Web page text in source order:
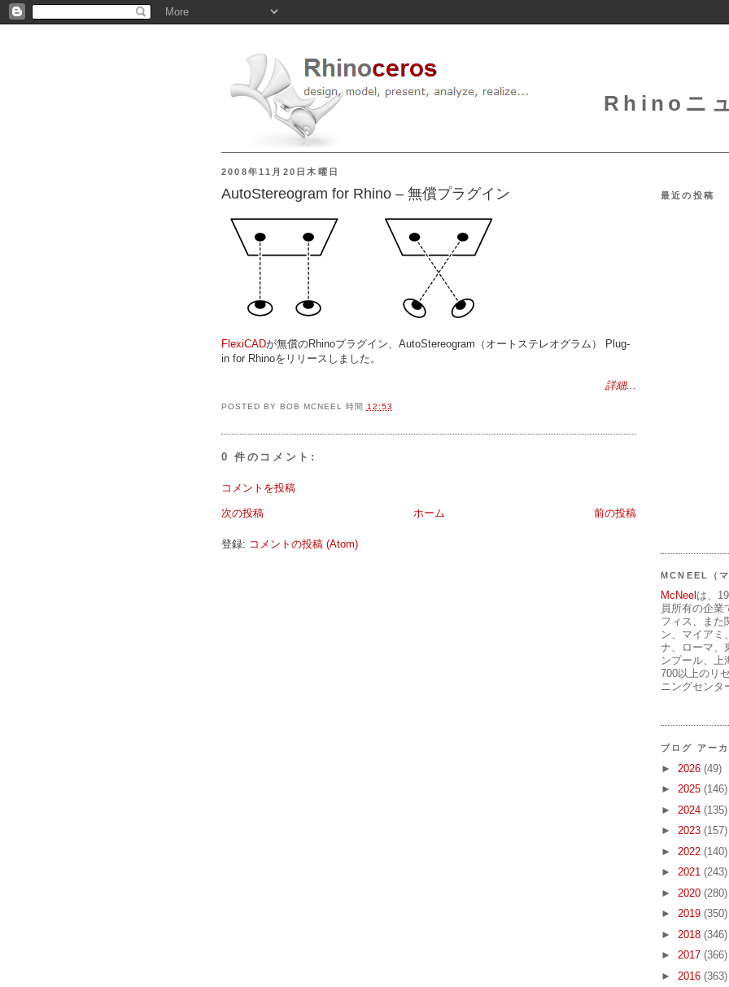
Rhinoニ
2008年11月20日木曜日
AutoStereogram for Rhino – 無償プラグイン
FlexiCADが無償のRhinoプラグイン、AutoStereogram（オートステレオグラム） Plug-
in for Rhinoをリリースしました。
詳細...
POSTED BY BOB MCNEEL 時間 12:53
0 件のコメント:
コメントを投稿
次の投稿 前の投稿
ホーム
登録: コメントの投稿 (Atom)
最近の投稿
MCNEEL（
McNeelは、
員所有の企業
フィス、また
ン、マイアミ
ナ、ローマ、
ンプール、上
700以上のリ
ニングセンタ
ブログ アー
► 2026 (49)
► 2025 (146)
► 2024 (135)
► 2023 (157)
► 2022 (140)
► 2021 (243)
► 2020 (280)
► 2019 (350)
► 2018 (346)
► 2017 (366)
► 2016 (363)